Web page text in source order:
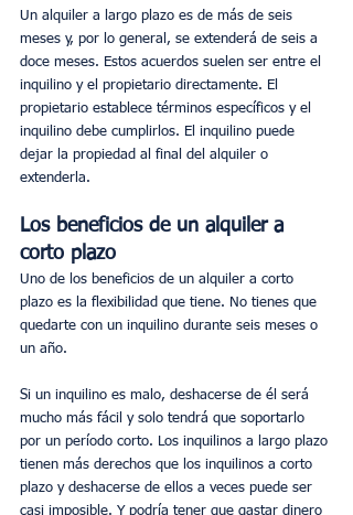
Un alquiler a largo plazo es de más de seis
meses y, por lo general, se extenderá de seis a
doce meses. Estos acuerdos suelen ser entre el
inquilino y el propietario directamente. El
propietario establece términos específicos y el
inquilino debe cumplirlos. El inquilino puede
dejar la propiedad al final del alquiler o
extenderla.
Los beneficios de un alquiler a
corto plazo
Uno de los beneficios de un alquiler a corto
plazo es la flexibilidad que tiene. No tienes que
quedarte con un inquilino durante seis meses o
un año.
Si un inquilino es malo, deshacerse de él será
mucho más fácil y solo tendrá que soportarlo
por un período corto. Los inquilinos a largo plazo
tienen más derechos que los inquilinos a corto
plazo y deshacerse de ellos a veces puede ser
casi imposible. Y podría tener que gastar dinero